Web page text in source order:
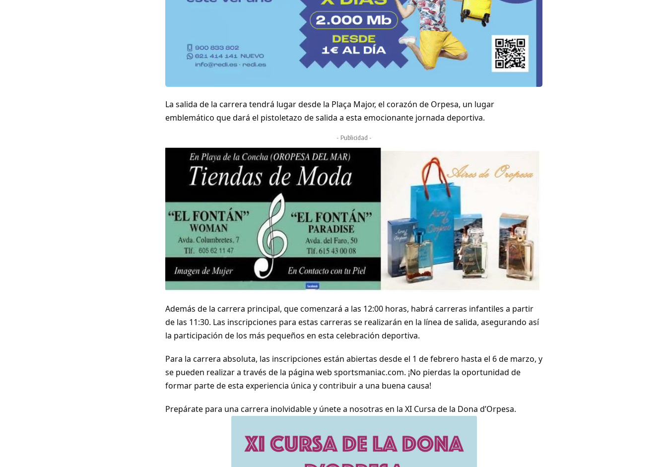
La salida de la carrera tendrá lugar desde la Plaça Major, el corazón de Orpesa, un lugar
emblemático que dará el pistoletazo de salida a esta emocionante jornada deportiva.
- Publicidad -
Además de la carrera principal, que comenzará a las 12:00 horas, habrá carreras infantiles a partir
de las 11:30. Las inscripciones para estas carreras se realizarán en la línea de salida, asegurando así
la participación de los más pequeños en esta celebración deportiva.
Para la carrera absoluta, las inscripciones están abiertas desde el 1 de febrero hasta el 6 de marzo, y
se pueden realizar a través de la página web sportsmaniac.com. ¡No pierdas la oportunidad de
formar parte de esta experiencia única y contribuir a una buena causa!
Prepárate para una carrera inolvidable y únete a nosotras en la XI Cursa de la Dona d’Orpesa.